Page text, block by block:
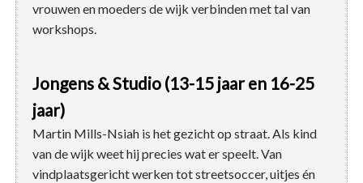
vrouwen en moeders de wijk verbinden met tal van
workshops.
Jongens & Studio (13-15 jaar en 16-25
jaar)
Martin Mills-Nsiah is het gezicht op straat. Als kind
van de wijk weet hij precies wat er speelt. Van
vindplaatsgericht werken tot streetsoccer, uitjes én